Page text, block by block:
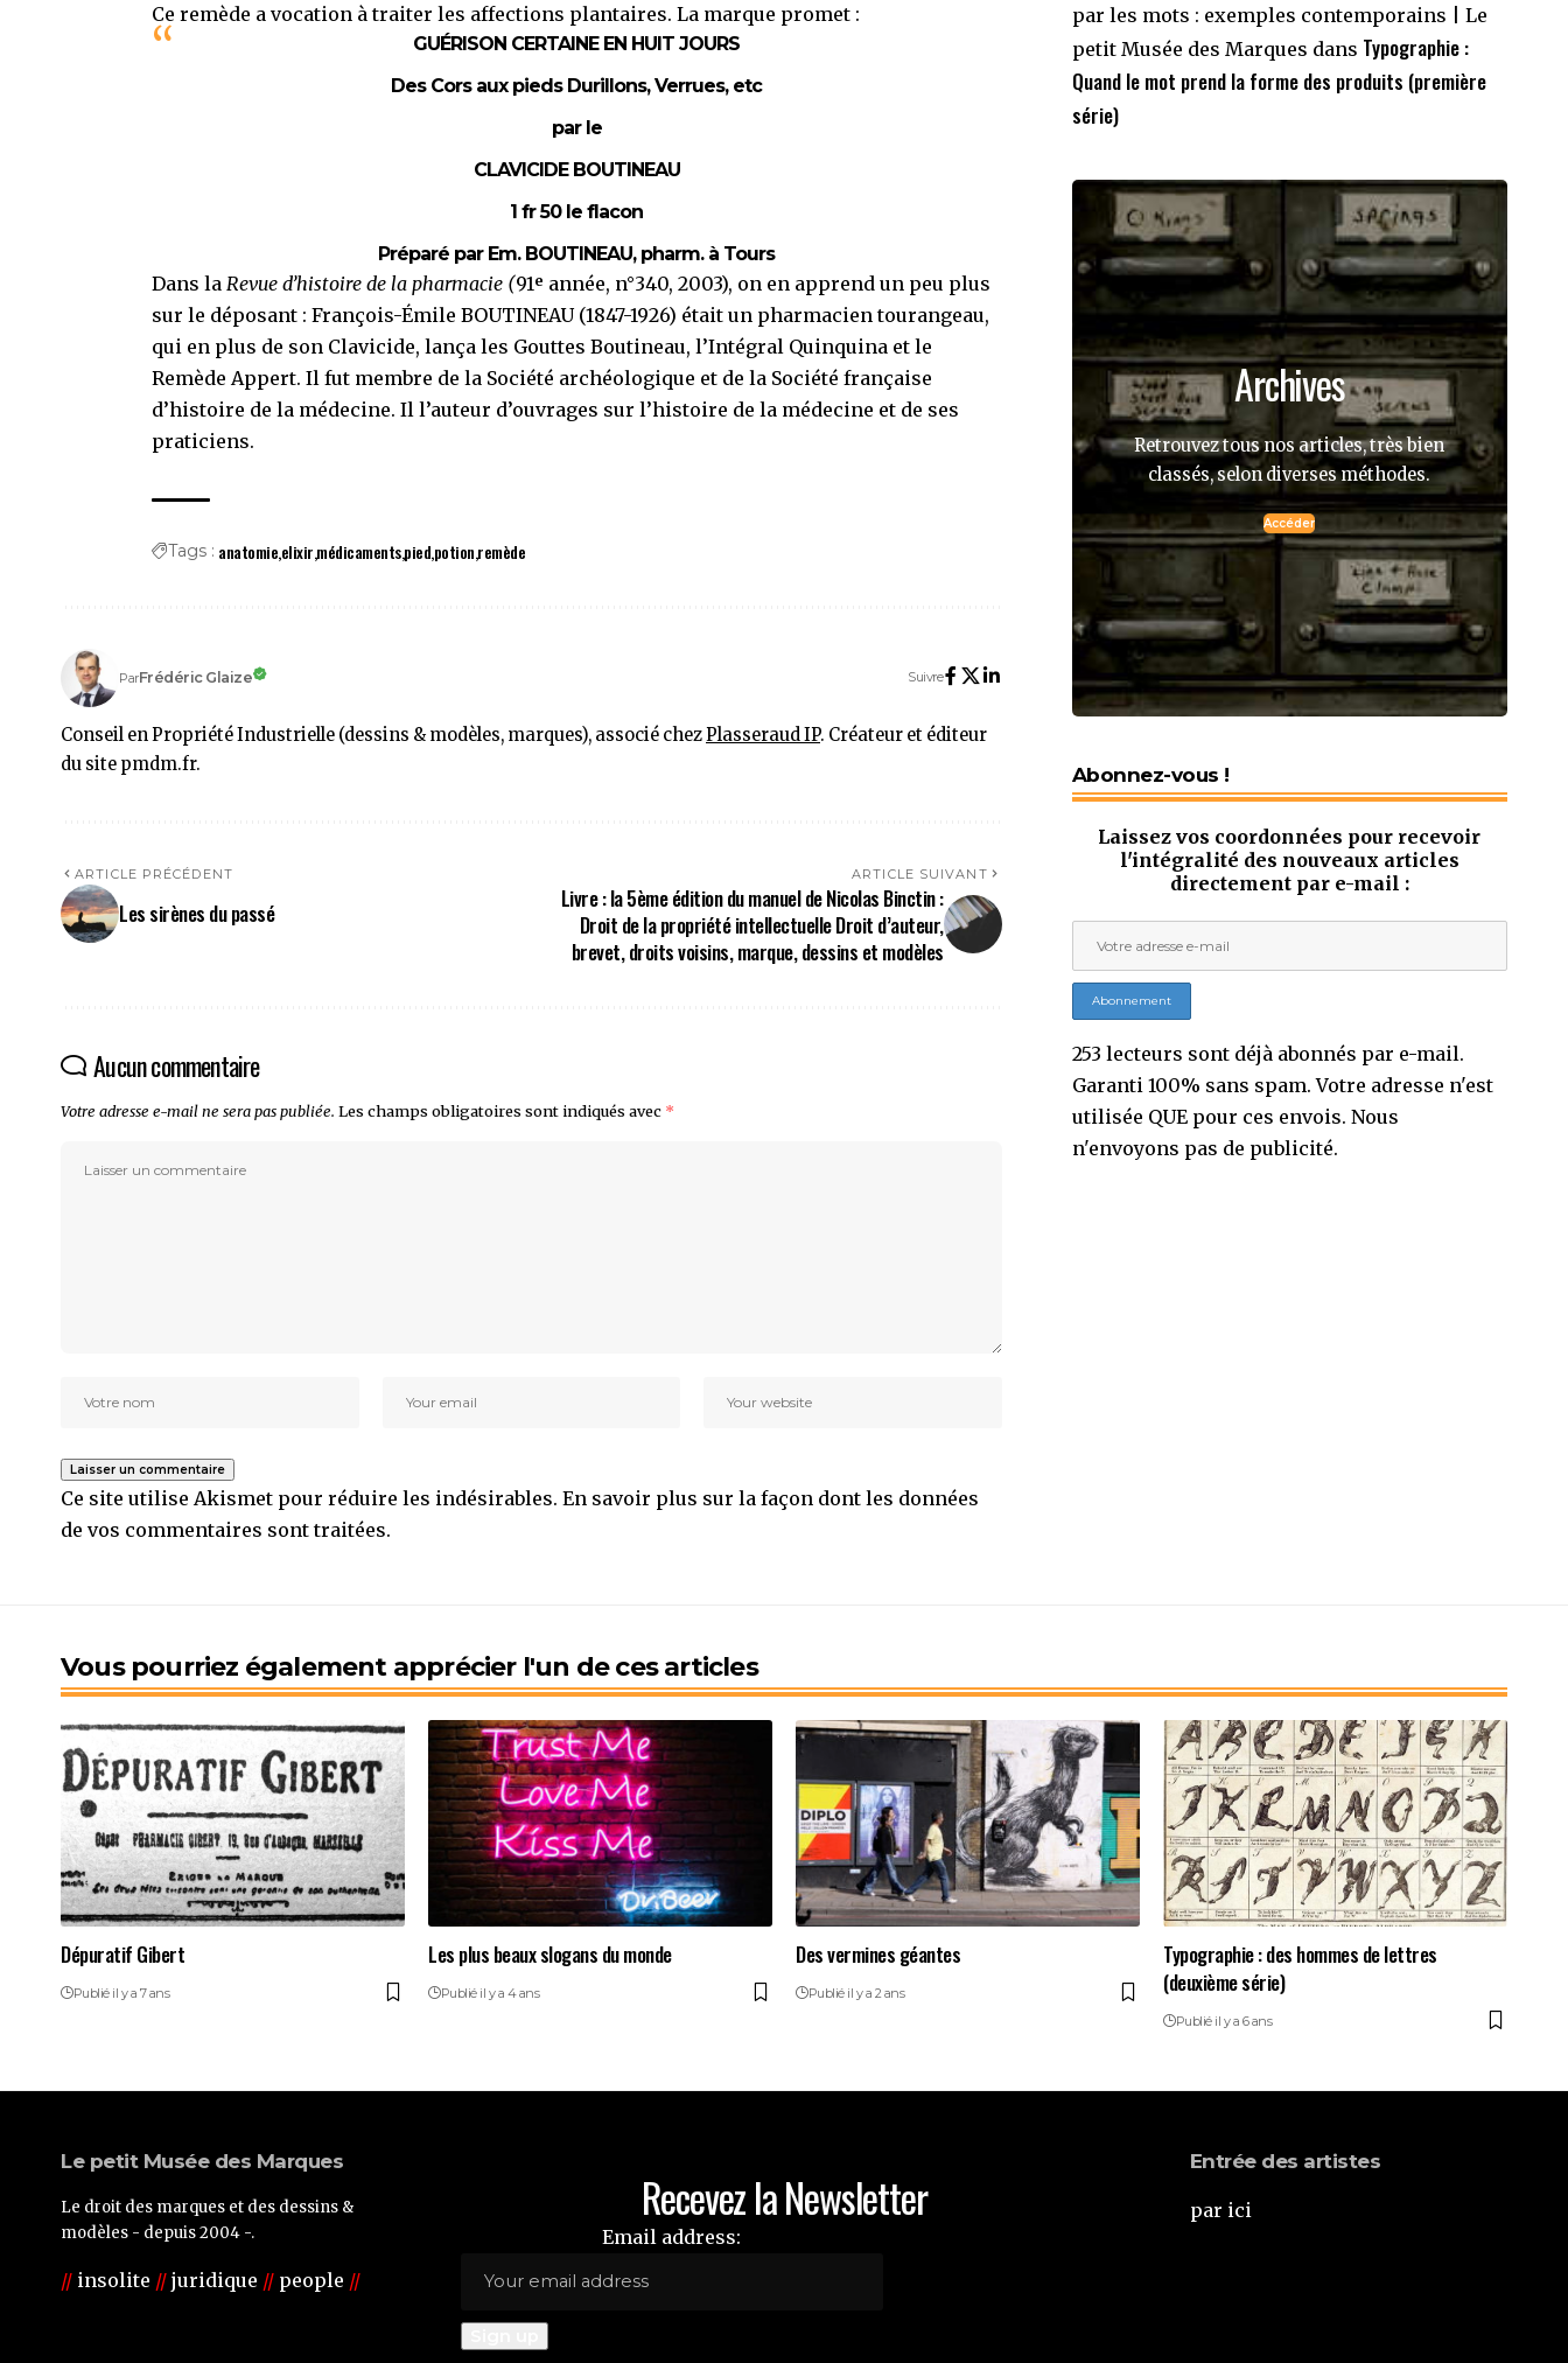
Ce remède a vocation à traiter les affections plantaires. La marque promet :
GUÉRISON CERTAINE EN HUIT JOURS
Des Cors aux pieds Durillons, Verrues, etc
par le
CLAVICIDE BOUTINEAU
1 fr 50 le flacon
Préparé par Em. BOUTINEAU, pharm. à Tours
Dans la Revue d’histoire de la pharmacie (91ᵉ année, n°340, 2003), on en apprend un peu plus
sur le déposant : François-Émile BOUTINEAU (1847-1926) était un pharmacien tourangeau,
qui en plus de son Clavicide, lança les Gouttes Boutineau, l’Intégral Quinquina et le
Remède Appert. Il fut membre de la Société archéologique et de la Société française
d’histoire de la médecine. Il l’auteur d’ouvrages sur l’histoire de la médecine et de ses
praticiens.
Tags : anatomieelixirmédicamentspiedpotionremède
ParFrédéric Glaize Suivre
Conseil en Propriété Industrielle (dessins & modèles, marques), associé chezPlasseraud IP. Créateur et éditeur
du site pmdm.fr.
ARTICLE PRÉCÉDENT
Les sirènes du passé
ARTICLE SUIVANT
Livre : la 5ème édition du manuel de Nicolas Binctin :
Droit de la propriété intellectuelle Droit d’auteur,
brevet, droits voisins, marque, dessins et modèles
Aucun commentaire
Votre adresse e-mail ne sera pas publiée. Les champs obligatoires sont indiqués avec *
Ce site utilise Akismet pour réduire les indésirables. En savoir plus sur la façon dont les données
de vos commentaires sont traitées.
par les mots : exemples contemporains | Le
petit Musée des Marques dans Typographie :
Quand le mot prend la forme des produits (première
série)
Archives
Retrouvez tous nos articles, très bien
classés, selon diverses méthodes.
Accéder
Abonnez-vous !
Laissez vos coordonnées pour recevoir
l'intégralité des nouveaux articles
directement par e-mail :
253 lecteurs sont déjà abonnés par e-mail.
Garanti 100% sans spam. Votre adresse n'est
utilisée QUE pour ces envois. Nous
n'envoyons pas de publicité.
Vous pourriez également apprécier l'un de ces articles
Dépuratif Gibert
Publié il y a 7 ans
Les plus beaux slogans du monde
Publié il y a 4 ans
Des vermines géantes
Publié il y a 2 ans
Typographie : des hommes de lettres
(deuxième série)
Publié il y a 6 ans
Le petit Musée des Marques
Le droit des marques et des dessins &
modèles - depuis 2004 -.
// insolite // juridique // people //
Recevez la Newsletter
Email address:
Entrée des artistes
par ici